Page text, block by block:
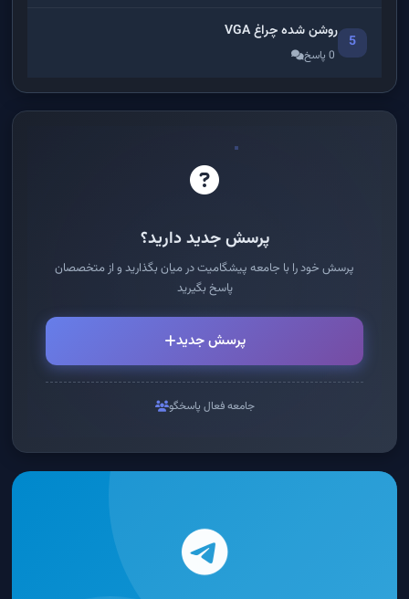
5
روشن شده چراغ VGA
0 پاسخ
پرسش جدید دارید؟
پرسش خود را با جامعه پیشگامیت در میان بگذارید و از متخصصان
پاسخ بگیرید
پرسش جدید
جامعه فعال پاسخگو